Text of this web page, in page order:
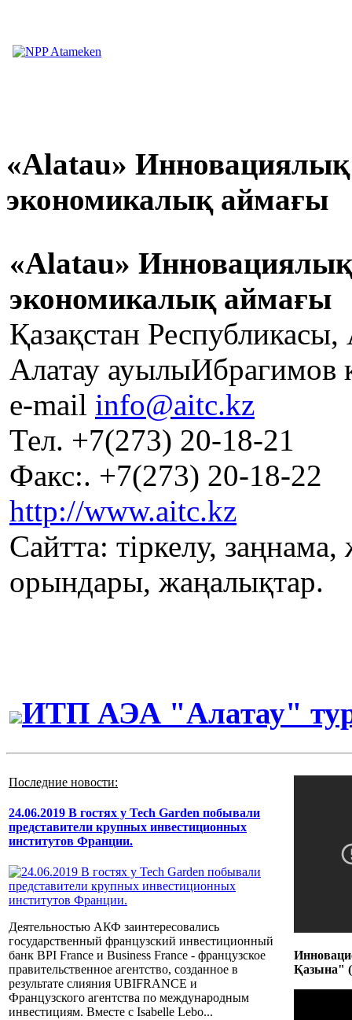
«Alatau»
экономикалық аймағы
«Alatau»
экономикалық аймағы
Қазақстан
Алатау ауылыИбрагимов
e-mail info@aitc.kz
Тел. +7(273) 20-18-21
Факс:. +7(273) 20-18-22
http://www.aitc.kz
Сайтта: тіркелу,
орындары, жаңалықтар.
ИТП АЭА "Алатау"
Последние новости:
24.06.2019 В гостях у Tech Garden побывали
представители крупных инвестиционных
институтов Франции.
Деятельностью АКФ заинтересовались
государственный французский инвестиционный
банк BPI France и Business France - французское
правительственное агентство, созданное в
результате слияния UBIFRANCE и
Французского агентства по международным
инвестициям. Вместе с Isabelle Lebo...
Қазына"